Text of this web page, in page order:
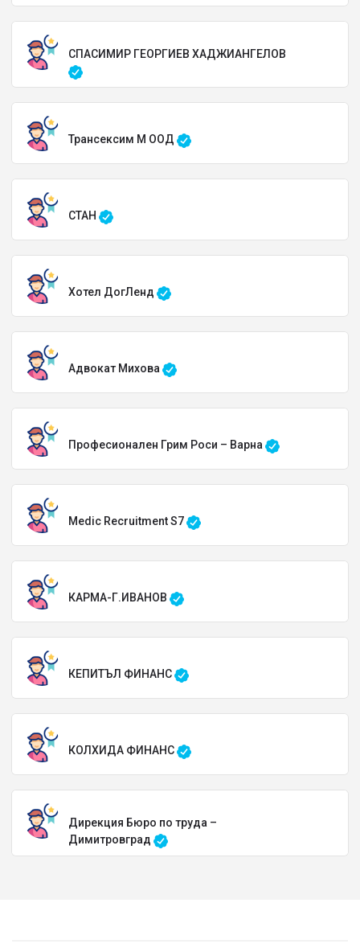
СПАСИМИР ГЕОРГИЕВ ХАДЖИАНГЕЛОВ
Трансексим М ООД
СТАН
Хотел ДогЛенд
Адвокат Михова
Професионален Грим Роси – Варна
Medic Recruitment S7
КАРМА-Г.ИВАНОВ
КЕПИТЪЛ ФИНАНС
КОЛХИДА ФИНАНС
Дирекция Бюро по труда –
Димитровград